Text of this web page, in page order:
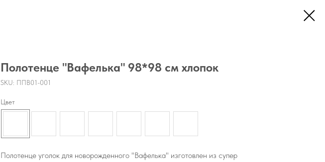
Полотенце "Вафелька" 98*98 см хлопок
SKU: ППВ01-001
Цвет
Полотенце уголок для новорожденного "Вафелька" изготовлен из супер